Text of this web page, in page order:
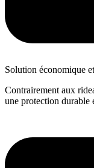
Solution économique
Contrairement aux
une protection durable